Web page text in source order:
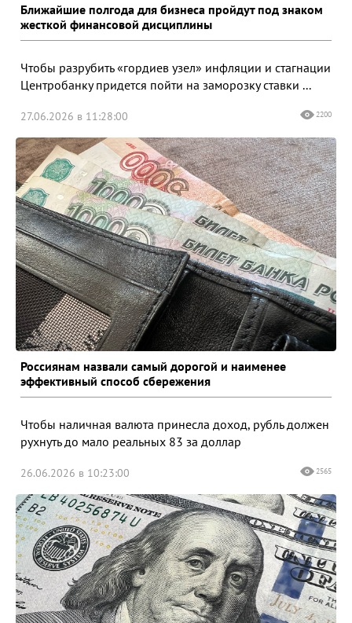
Ближайшие полгода для бизнеса пройдут под знаком
жесткой финансовой дисциплины
Чтобы разрубить «гордиев узел» инфляции и стагнации
Центробанку придется пойти на заморозку ставки ...
27.06.2026 в 11:28:00 2200
Россиянам назвали самый дорогой и наименее
эффективный способ сбережения
Чтобы наличная валюта принесла доход, рубль должен
рухнуть до мало реальных 83 за доллар
26.06.2026 в 10:23:00 2565